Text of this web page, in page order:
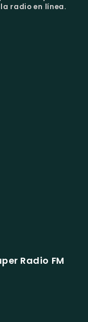
radio en línea.
Radio FM